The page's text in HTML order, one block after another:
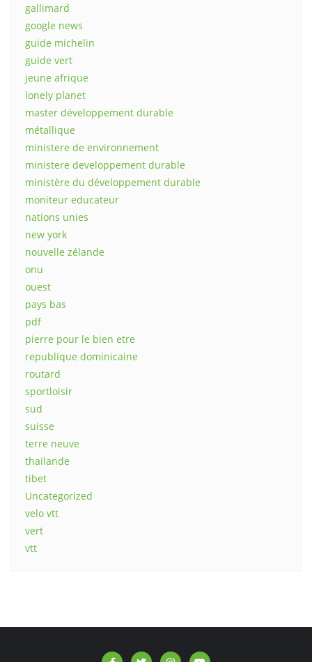
gallimard
google news
guide michelin
guide vert
jeune afrique
lonely planet
master développement durable
métallique
ministere de environnement
ministere developpement durable
ministère du développement durable
moniteur educateur
nations unies
new york
nouvelle zélande
onu
ouest
pays bas
pdf
pierre pour le bien etre
republique dominicaine
routard
sportloisir
sud
suisse
terre neuve
thailande
tibet
Uncategorized
velo vtt
vert
vtt